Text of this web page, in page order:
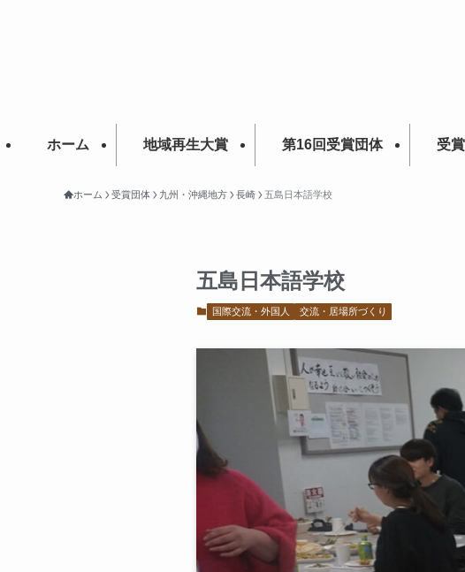
ホーム 地域再生大賞 第16回受賞団体 受
ホーム 受賞団体 九州・沖縄地方 長崎 五島日本語学校
五島日本語学校
国際交流・外国人 交流・居場所づくり